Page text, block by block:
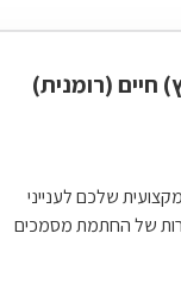
חיים (רומנית)
שלכם לענייני
של החתמת מסמכים